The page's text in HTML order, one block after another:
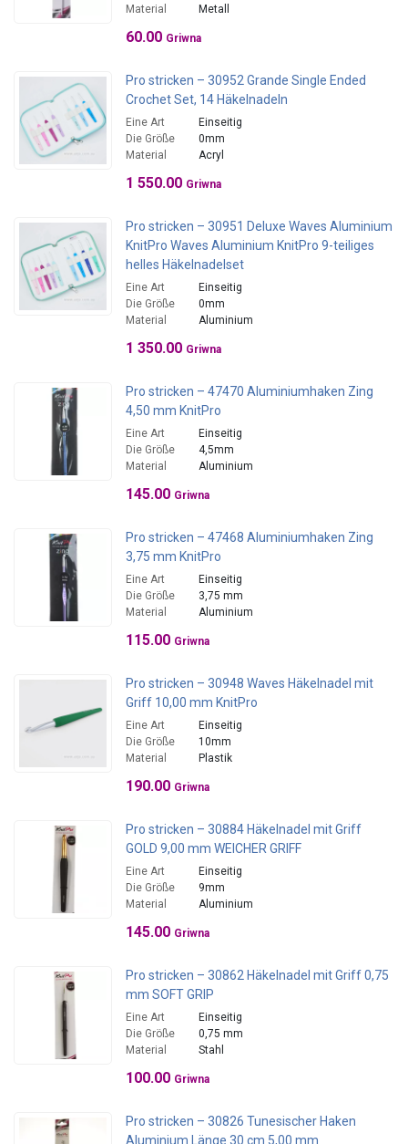
Material
Metall
60.00 Griwna
Pro stricken – 30952 Grande Single Ended
Crochet Set, 14 Häkelnadeln
Eine Art
Einseitig
Die Größe
0mm
Material
Acryl
1 550.00 Griwna
Pro stricken – 30951 Deluxe Waves Aluminium
KnitPro Waves Aluminium KnitPro 9-teiliges
helles Häkelnadelset
Eine Art
Einseitig
Die Größe
0mm
Material
Aluminium
1 350.00 Griwna
Pro stricken – 47470 Aluminiumhaken Zing
4,50 mm KnitPro
Eine Art
Einseitig
Die Größe
4,5mm
Material
Aluminium
145.00 Griwna
Pro stricken – 47468 Aluminiumhaken Zing
3,75 mm KnitPro
Eine Art
Einseitig
Die Größe
3,75 mm
Material
Aluminium
115.00 Griwna
Pro stricken – 30948 Waves Häkelnadel mit
Griff 10,00 mm KnitPro
Eine Art
Einseitig
Die Größe
10mm
Material
Plastik
190.00 Griwna
Pro stricken – 30884 Häkelnadel mit Griff
GOLD 9,00 mm WEICHER GRIFF
Eine Art
Einseitig
Die Größe
9mm
Material
Aluminium
145.00 Griwna
Pro stricken – 30862 Häkelnadel mit Griff 0,75
mm SOFT GRIP
Eine Art
Einseitig
Die Größe
0,75 mm
Material
Stahl
100.00 Griwna
Pro stricken – 30826 Tunesischer Haken
Aluminium Länge 30 cm 5,00 mm